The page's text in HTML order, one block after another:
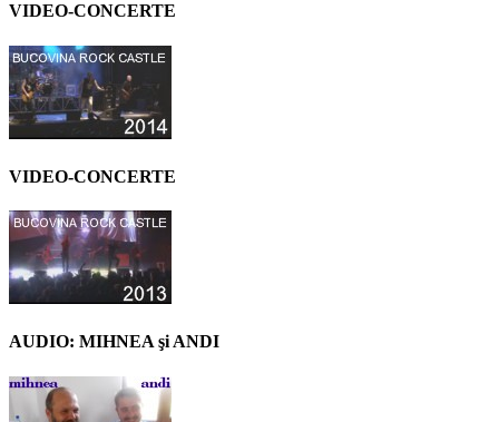
VIDEO-CONCERTE
VIDEO-CONCERTE
AUDIO: MIHNEA şi ANDI